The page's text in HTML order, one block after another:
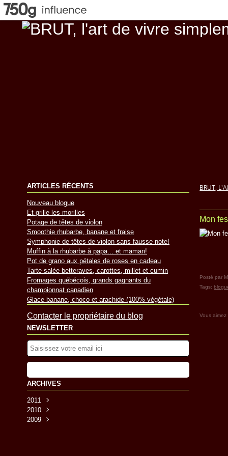
ARTICLES RÉCENTS
Nouveau blogue
Et grille les morilles
Potage de têtes de violon
Smoothie rhubarbe, banane et fraise
Symphonie de têtes de violon sans fausse note!
Muffin à la rhubarbe à papa... et maman!
Pot de grano aux pétales de roses en cadeau
Tarte salée betteraves, carottes, millet et cumin
Fromages québécois, grands gagnants du
championnat canadien
Glace banane, choco et arachide (100% végétale)
Contacter le propriétaire du blog
NEWSLETTER
ARCHIVES
2011
Juillet
Juin
2010
Décembre
2009
BRUT,
Mon
Posté par
Tags:
Vous aimez